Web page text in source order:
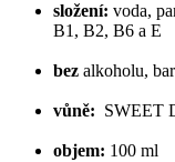
složení: voda,
B1, B2, B6 a E
bez alkoholu,
vůně: SWEET
objem: 100 ml